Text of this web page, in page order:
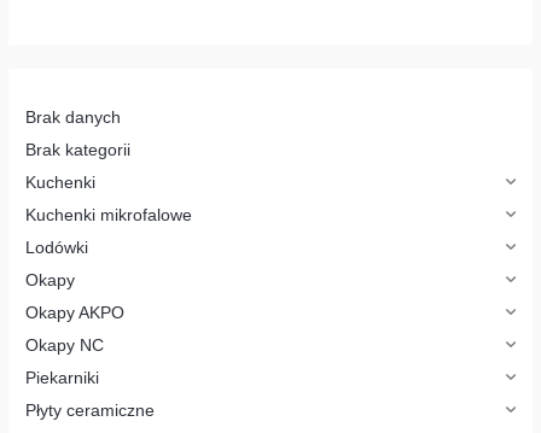
p
o
u
t
ó
w
Brak danych
Brak kategorii
Kuchenki
Kuchenki mikrofalowe
Lodówki
Okapy
Okapy AKPO
Okapy NC
Piekarniki
Płyty ceramiczne